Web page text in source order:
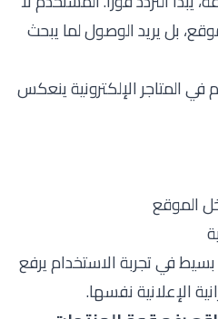
بل يريد الوصول لما يبحث
المتاجر الإلكترونية ينعكس
الموقع
في تجربة الاستخدام يرفع
الإعلانية نفسها.